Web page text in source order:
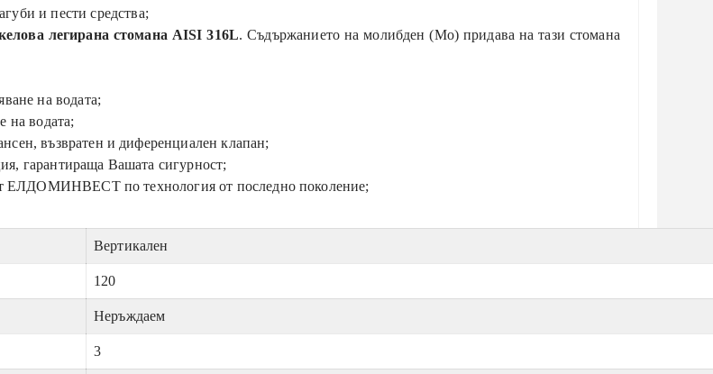
и пести средства;
легирана стомана AISI 316L. Съдържанието на молибден (Мо) придава на тази стомана
на водата;
на водата;
възвратен и диференциален клапан;
гарантираща Вашата сигурност;
ЕЛДОМИНВЕСТ по технология от последно поколение;
Вертикален
120
Неръждаем
3